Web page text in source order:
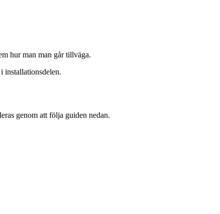
hur man man går tillväga.
installationsdelen.
genom att följa guiden nedan.